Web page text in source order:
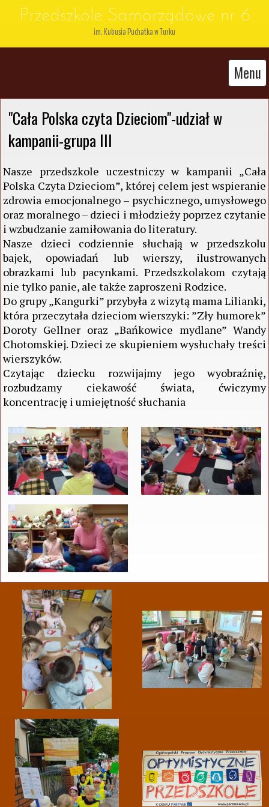
Przedszkole Samorządowe nr 6
im. Kubusia Puchatka w Turku
Menu
"Cała Polska czyta Dzieciom"-udział w
kampanii-grupa III
Nasze przedszkole uczestniczy w kampanii „Cała
Polska Czyta Dzieciom”, której celem jest wspieranie
zdrowia emocjonalnego – psychicznego, umysłowego
oraz moralnego – dzieci i młodzieży poprzez czytanie
i wzbudzanie zamiłowania do literatury.
Nasze dzieci codziennie słuchają w przedszkolu
bajek, opowiadań lub wierszy, ilustrowanych
obrazkami lub pacynkami. Przedszkolakom czytają
nie tylko panie, ale także zaproszeni Rodzice.
Do grupy „Kangurki” przybyła z wizytą mama Lilianki,
która przeczytała dzieciom wierszyki: ”Zły humorek”
Doroty Gellner oraz „Bańkowice mydlane” Wandy
Chotomskiej. Dzieci ze skupieniem wysłuchały treści
wierszyków.
Czytając dziecku rozwijajmy jego wyobraźnię,
rozbudzamy ciekawość świata, ćwiczymy
koncentrację i umiejętność słuchania